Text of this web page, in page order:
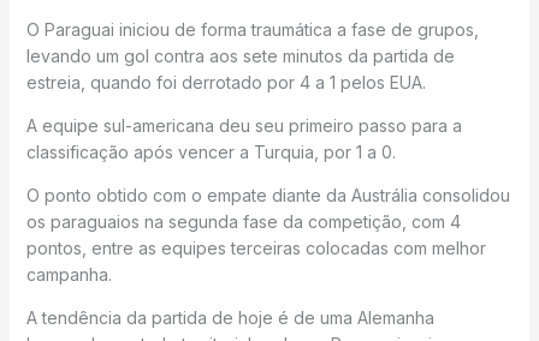
O Paraguai iniciou de forma traumática a fase de grupos,
levando um gol contra aos sete minutos da partida de
estreia, quando foi derrotado por 4 a 1 pelos EUA.
A equipe sul-americana deu seu primeiro passo para a
classificação após vencer a Turquia, por 1 a 0.
O ponto obtido com o empate diante da Austrália consolidou
os paraguaios na segunda fase da competição, com 4
pontos, entre as equipes terceiras colocadas com melhor
campanha.
A tendência da partida de hoje é de uma Alemanha